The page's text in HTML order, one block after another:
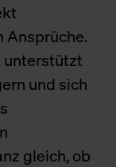
Ansprüche.
unterstützt
und sich
gleich, ob